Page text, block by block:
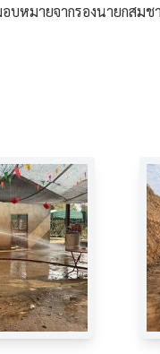
หมายจากรองนายกส